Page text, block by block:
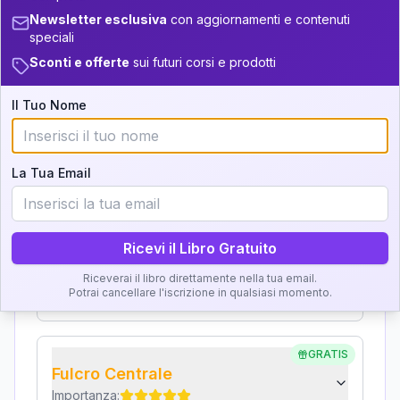
17.5-18.5 11
Interpretazione
Clicca su ogni zona per leggere la definizione e
Zona del Ritratto
Importanza:
Karma Genitore-Figlio
Importanza:
GRATIS
Fulcro Centrale
Importanza:
Newsletter esclusiva con aggiornamenti e contenuti
speciali
Sconti e offerte sui futuri corsi e prodotti
Il Tuo Nome
La Tua Email
Ricevi il Libro Gratuito
Riceverai il libro direttamente nella tua email.
Potrai cancellare l'iscrizione in qualsiasi momento.